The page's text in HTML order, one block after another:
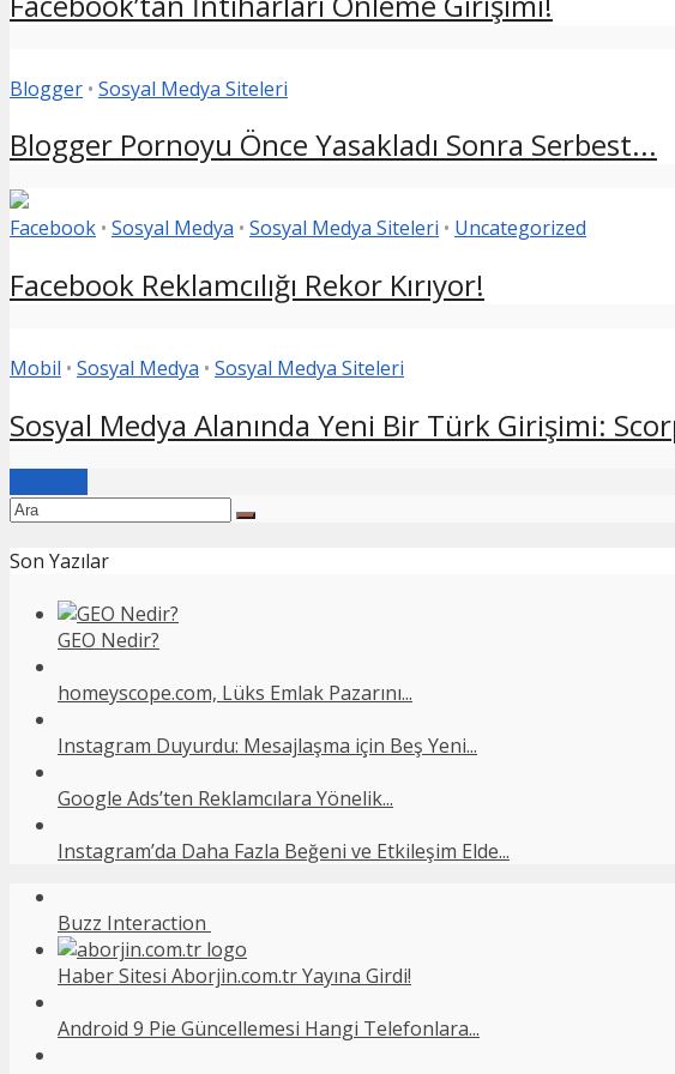
Blogger • Sosyal Medya Siteleri
Blogger Pornoyu Önce Yasakladı Sonra Serbest...
Facebook • Sosyal Medya • Sosyal Medya Siteleri • Uncategorized
Facebook Reklamcılığı Rekor Kırıyor!
Mobil • Sosyal Medya • Sosyal Medya Siteleri
Sosyal Medya Alanında Yeni Bir Türk Girişimi:
Son Yazılar
GEO Nedir?
homeyscope.com, Lüks Emlak Pazarını...
Instagram Duyurdu: Mesajlaşma için Beş Yeni...
Google Ads’ten Reklamcılara Yönelik...
Instagram’da Daha Fazla Beğeni ve Etkileşim Elde...
Buzz Interaction
Haber Sitesi Aborjin.com.tr Yayına Girdi!
Android 9 Pie Güncellemesi Hangi Telefonlara...